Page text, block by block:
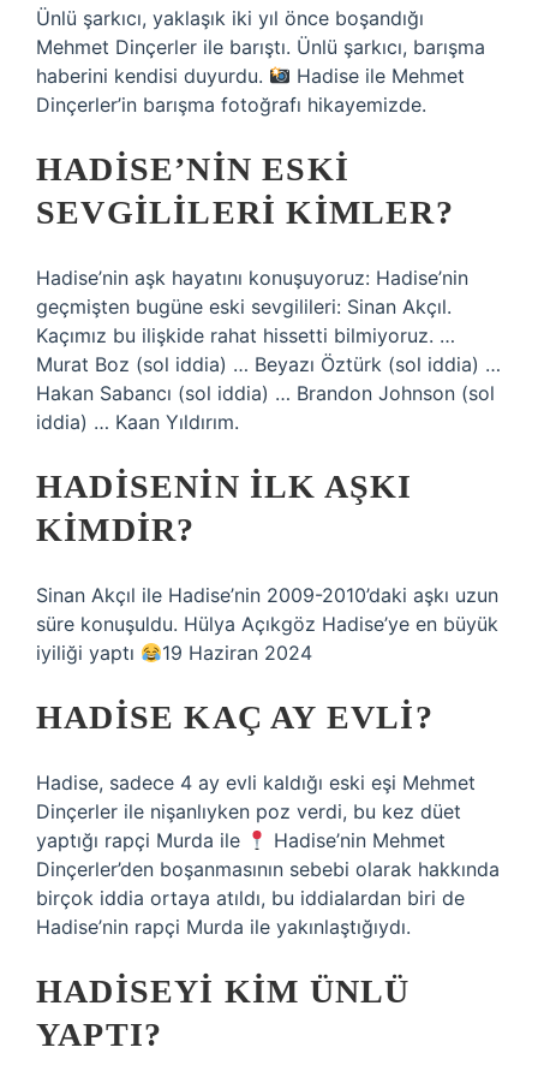
Ünlü şarkıcı, yaklaşık iki yıl önce boşandığı
Mehmet Dinçerler ile barıştı. Ünlü şarkıcı, barışma
haberini kendisi duyurdu.
Hadise ile Mehmet
Dinçerler’in barışma fotoğrafı hikayemizde.
HADISE’NIN ESKI
SEVGILILERI KIMLER?
Hadise’nin aşk hayatını konuşuyoruz: Hadise’nin
geçmişten bugüne eski sevgilileri: Sinan Akçıl.
Kaçımız bu ilişkide rahat hissetti bilmiyoruz. …
Murat Boz (sol iddia) … Beyazı Öztürk (sol iddia) …
Hakan Sabancı (sol iddia) … Brandon Johnson (sol
iddia) … Kaan Yıldırım.
HADISENIN ILK AŞKI
KIMDIR?
Sinan Akçıl ile Hadise’nin 2009-2010’daki aşkı uzun
süre konuşuldu. Hülya Açıkgöz Hadise’ye en büyük
iyiliği yaptı
19 Haziran 2024
HADISE KAÇ AY EVLI?
Hadise, sadece 4 ay evli kaldığı eski eşi Mehmet
Dinçerler ile nişanlıyken poz verdi, bu kez düet
yaptığı rapçi Murda ile
Hadise’nin Mehmet
Dinçerler’den boşanmasının sebebi olarak hakkında
birçok iddia ortaya atıldı, bu iddialardan biri de
Hadise’nin rapçi Murda ile yakınlaştığıydı.
HADISEYI KIM ÜNLÜ
YAPTI?